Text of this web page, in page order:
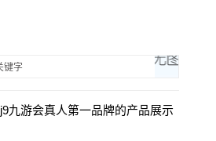
j9九游会真人第一品牌的产品展示